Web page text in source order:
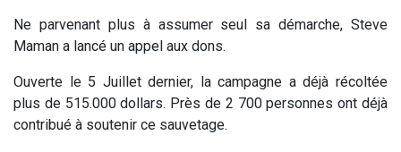
Ne parvenant plus à assumer seul sa démarche, Steve
Maman a lancé un appel aux dons.
Ouverte le 5 Juillet dernier, la campagne a déjà récoltée
plus de 515.000 dollars. Près de 2 700 personnes ont déjà
contribué à soutenir ce sauvetage.